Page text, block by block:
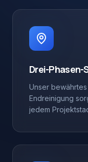
Drei-Phasen-
Unser
Endreinigung
jedem